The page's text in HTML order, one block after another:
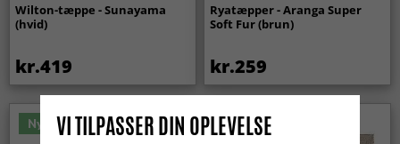
Wilton-tæppe - Sunayama
(hvid)
kr.419
Ryatæpper - Aranga Super
Soft Fur (brun)
kr.259
NyhedVI TILPASSER DIN OPLEVELSE